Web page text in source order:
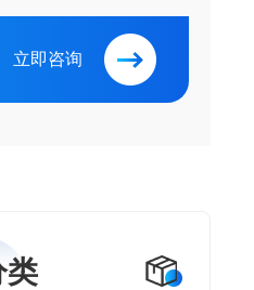
立即咨询
类